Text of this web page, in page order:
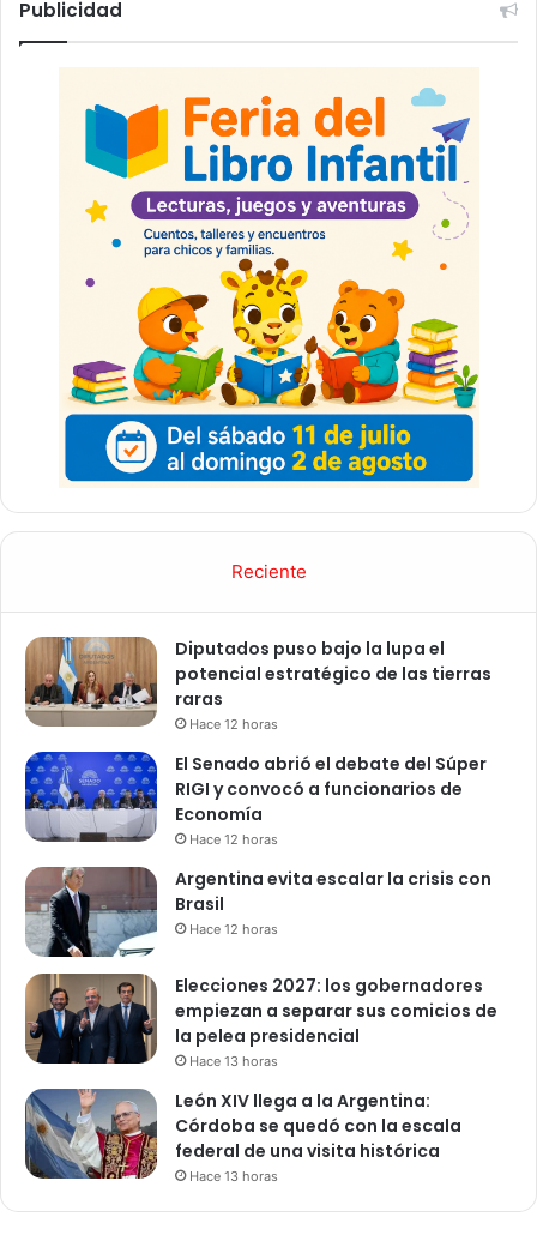
Publicidad
Reciente
Diputados puso bajo la lupa el
potencial estratégico de las tierras
raras
Hace 12 horas
El Senado abrió el debate del Súper
RIGI y convocó a funcionarios de
Economía
Hace 12 horas
Argentina evita escalar la crisis con
Brasil
Hace 12 horas
Elecciones 2027: los gobernadores
empiezan a separar sus comicios de
la pelea presidencial
Hace 13 horas
León XIV llega a la Argentina:
Córdoba se quedó con la escala
federal de una visita histórica
Hace 13 horas